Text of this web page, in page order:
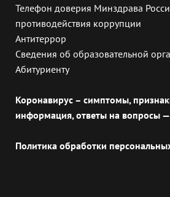
Телефон доверия Минздрава
противодействия коррупции
Антитеррор
Сведения об образовательной
Абитуриенту
Коронавирус – симптомы,
информация, ответы на вопросы
Политика обработки